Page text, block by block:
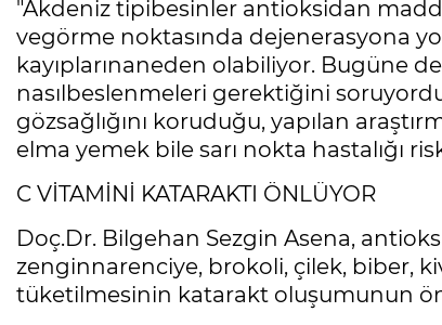
"Akdeniz tipibesinler antioksidan
vegörme noktasında dejenerasyona
kayıplarınaneden olabiliyor. Bugüne
nasılbeslenmeleri gerektiğini
gözsağlığını koruduğu, yapılan
elma yemek bile sarı nokta hastalığı
C VİTAMİNİ KATARAKTI ÖNLÜYOR
Doç.Dr. Bilgehan Sezgin Asena,
zenginnarenciye, brokoli, çilek, biber,
tüketilmesinin katarakt oluşumunun